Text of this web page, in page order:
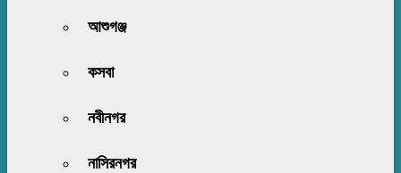
আশুগঞ্জ
কসবা
নবীনগর
নাসিরনগর